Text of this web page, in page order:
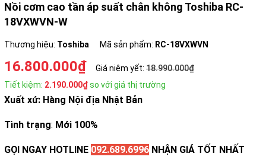
Nồi cơm cao tần áp suất chân không Toshiba RC-
18VXWVN-W
Thương hiệu: Toshiba Mã sản phẩm: RC-18VXWVN
16.800.000₫ Giá niêm yết: 18.990.000₫
Tiết kiệm: 2.190.000₫so với giá thị trường
Xuất xứ: Hàng Nội địa Nhật Bản
Tình trạng: Mới 100%
GỌI NGAY HOTLINE 092.689.6996 NHẬN GIÁ TỐT NHẤT